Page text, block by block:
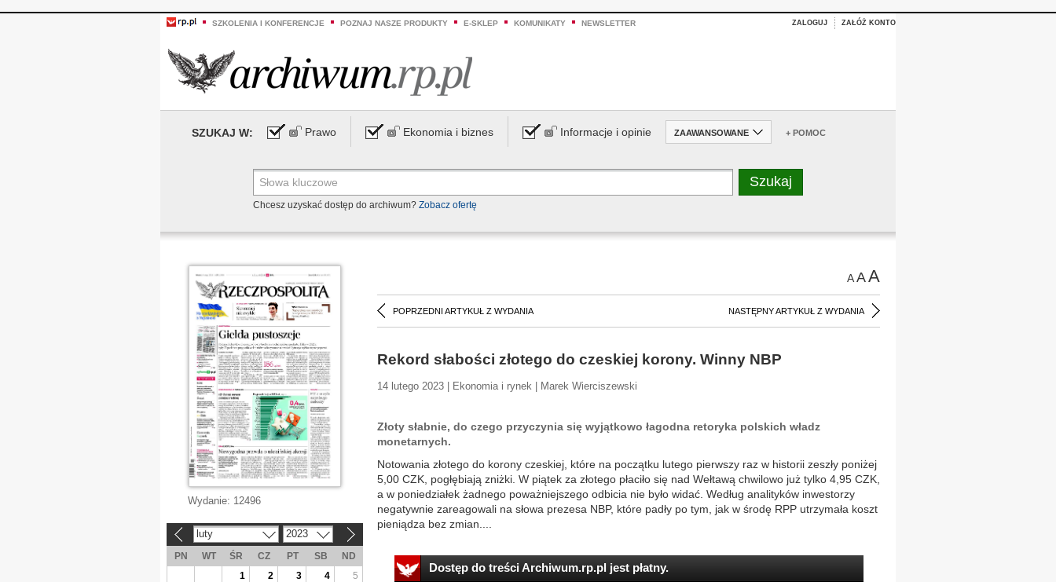
SZKOLENIA I KONFERENCJE POZNAJ NASZE PRODUKTY E-SKLEP KOMUNIKATY NEWSLETTER ZALOGUJ ZAŁÓŻ KONTO
SZUKAJ W: Prawo Ekonomia i biznes Informacje i opinie ZAAWANSOWANE + POMOC
Chcesz uzyskać dostęp do archiwum? Zobacz ofertę
AAA
POPRZEDNI ARTYKUŁ Z WYDANIA NASTĘPNY ARTYKUŁ Z WYDANIA
Rekord słabości złotego do czeskiej korony. Winny NBP
14 lutego 2023 | Ekonomia i rynek | Marek Wierciszewski
Złoty słabnie, do czego przyczynia się wyjątkowo łagodna retoryka polskich władz
monetarnych.
Notowania złotego do korony czeskiej, które na początku lutego pierwszy raz w historii zeszły poniżej
5,00 CZK, pogłębiają zniżki. W piątek za złotego płaciło się nad Wełtawą chwilowo już tylko 4,95 CZK,
a w poniedziałek żadnego poważniejszego odbicia nie było widać. Według analityków inwestorzy
negatywnie zareagowali na słowa prezesa NBP, które padły po tym, jak w środę RPP utrzymała koszt
pieniądza bez zmian....
Dostęp do treści Archiwum.rp.pl jest płatny.
Wydanie: 12496
luty 2023
PN WT ŚR CZ PT SB
ND
1
2 3 4
5